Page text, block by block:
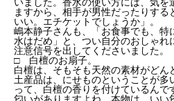
ますから、相手が男性だったりす
いい。エチケットでしょうか」。
嶋本静子さんも、「お食事でも、特
水はだめ」と、つい自分のおしゃれ
注意信号を出してくださいました。
□ 白檀のお扇子。
白檀は、そもそも天然の素材がどん
土産品は、にせものということが
って、白檀の香りを付けているん